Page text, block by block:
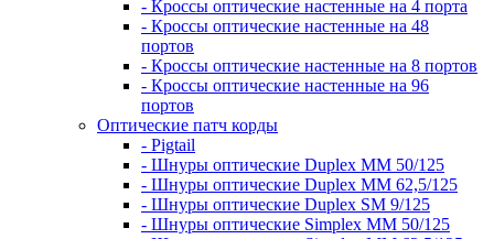
- Кроссы оптические настенные на 4 порта
- Кроссы оптические настенные на 48
портов
- Кроссы оптические настенные на 8 портов
- Кроссы оптические настенные на 96
портов
Оптические патч корды
- Pigtail
- Шнуры оптические Duplex MM 50/125
- Шнуры оптические Duplex MM 62,5/125
- Шнуры оптические Duplex SM 9/125
- Шнуры оптические Simplex MM 50/125